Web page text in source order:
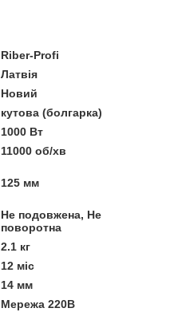
Riber-Profi
Латвія
Новий
кутова (болгарка)
1000 Вт
11000 об/хв
125 мм
Не подовжена, Не
поворотна
2.1 кг
12 міс
14 мм
Мережа 220В